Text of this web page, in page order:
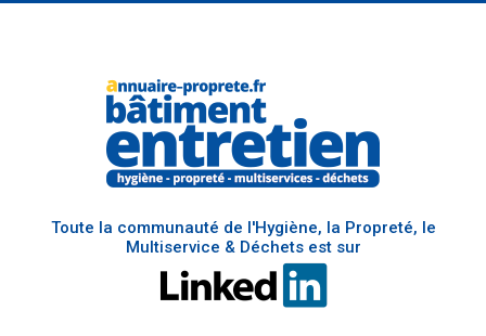
Toute la communauté de l'Hygiène, la Propreté, le
Multiservice & Déchets est sur